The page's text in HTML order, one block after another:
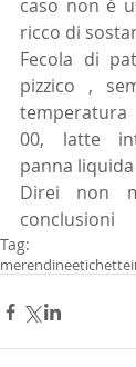
caso non è
ricco di
Fecola di
pizzico ,
00, latte
panna
Direi non
conclusioni
Tag:
merendineetichette